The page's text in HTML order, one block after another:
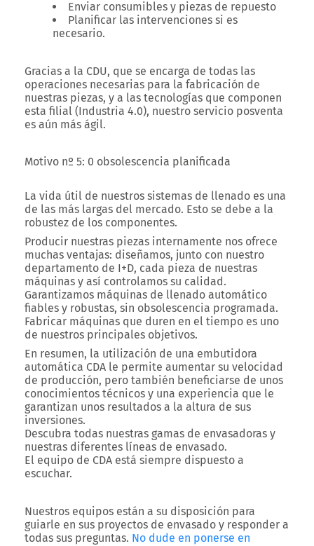
Enviar consumibles y piezas de repuesto
Planificar las intervenciones si es
necesario.
Gracias a la CDU, que se encarga de todas las
operaciones necesarias para la fabricación de
nuestras piezas, y a las tecnologías que componen
esta filial (Industria 4.0), nuestro servicio posventa
es aún más ágil.
Motivo nº 5: 0 obsolescencia planificada
La vida útil de nuestros sistemas de llenado es una
de las más largas del mercado. Esto se debe a la
robustez de los componentes.
Producir nuestras piezas internamente nos ofrece
muchas ventajas: diseñamos, junto con nuestro
departamento de I+D, cada pieza de nuestras
máquinas y así controlamos su calidad.
Garantizamos máquinas de llenado automático
fiables y robustas, sin obsolescencia programada.
Fabricar máquinas que duren en el tiempo es uno
de nuestros principales objetivos.
En resumen, la utilización de una embutidora
automática CDA le permite aumentar su velocidad
de producción, pero también beneficiarse de unos
conocimientos técnicos y una experiencia que le
garantizan unos resultados a la altura de sus
inversiones.
Descubra todas nuestras gamas de envasadoras y
nuestras diferentes líneas de envasado.
El equipo de CDA está siempre dispuesto a
escuchar.
Nuestros equipos están a su disposición para
guiarle en sus proyectos de envasado y responder a
todas sus preguntas. No dude en ponerse en